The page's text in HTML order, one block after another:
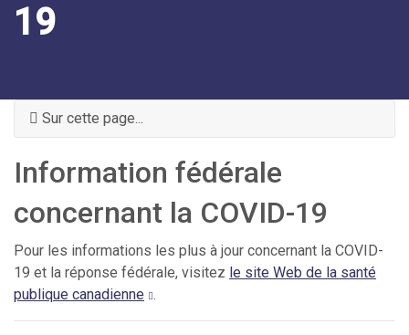
19
Sur cette page...
Information fédérale
concernant la COVID-19
Pour les informations les plus à jour concernant la COVID-
19 et la réponse fédérale, visitez le site Web de la santé
publique canadienne .